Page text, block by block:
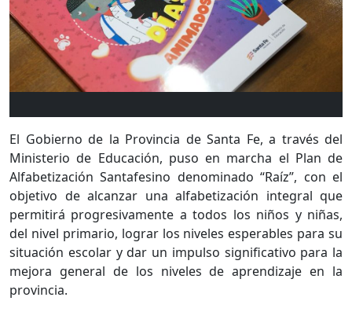
El Gobierno de la Provincia de Santa Fe, a través del
Ministerio de Educación, puso en marcha el Plan de
Alfabetización Santafesino denominado “Raíz”, con el
objetivo de alcanzar una alfabetización integral que
permitirá progresivamente a todos los niños y niñas,
del nivel primario, lograr los niveles esperables para su
situación escolar y dar un impulso significativo para la
mejora general de los niveles de aprendizaje en la
provincia.